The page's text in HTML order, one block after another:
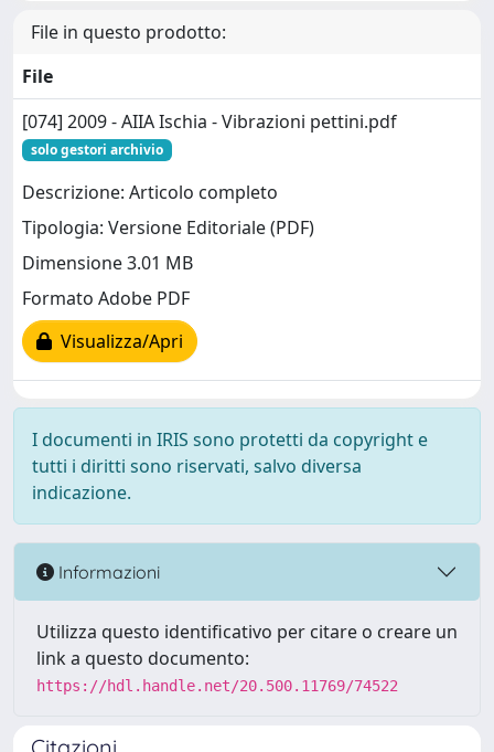
File in questo prodotto:
File
[074] 2009 - AIIA Ischia - Vibrazioni pettini.pdf
solo gestori archivio
Descrizione: Articolo completo
Tipologia: Versione Editoriale (PDF)
Dimensione 3.01 MB
Formato Adobe PDF
Visualizza/Apri
I documenti in IRIS sono protetti da copyright e
tutti i diritti sono riservati, salvo diversa
indicazione.
Informazioni
Utilizza questo identificativo per citare o creare un
link a questo documento:
https://hdl.handle.net/20.500.11769/74522